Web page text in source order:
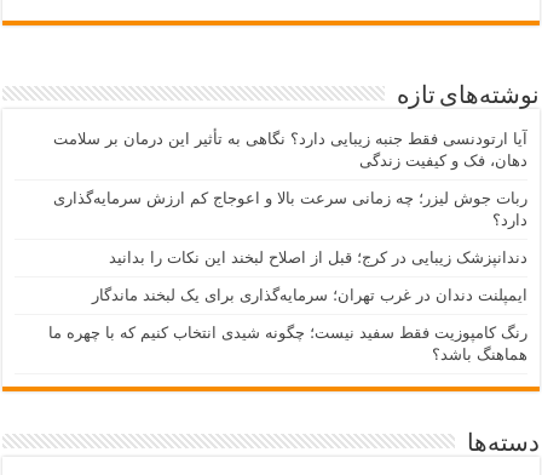
نوشته‌های تازه
آیا ارتودنسی فقط جنبه زیبایی دارد؟ نگاهی به تأثیر این درمان بر سلامت
دهان، فک و کیفیت زندگی
ربات جوش لیزر؛ چه زمانی سرعت بالا و اعوجاج کم ارزش سرمایه‌گذاری
دارد؟
دندانپزشک زیبایی در کرج؛ قبل از اصلاح لبخند این نکات را بدانید
ایمپلنت دندان در غرب تهران؛ سرمایه‌گذاری برای یک لبخند ماندگار
رنگ کامپوزیت فقط سفید نیست؛ چگونه شیدی انتخاب کنیم که با چهره ما
هماهنگ باشد؟
دسته‌ها